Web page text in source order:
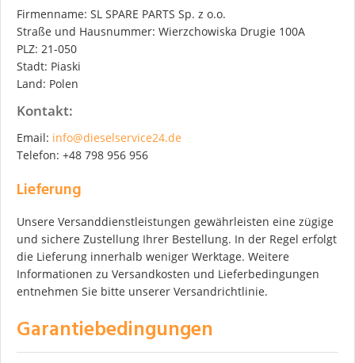
Firmenname: SL SPARE PARTS Sp. z o.o.
Straße und Hausnummer: Wierzchowiska Drugie 100A
PLZ: 21-050
Stadt: Piaski
Land: Polen
Kontakt:
Email: info@dieselservice24.de
Telefon: +48 798 956 956
Lieferung
Unsere Versanddienstleistungen gewährleisten eine zügige
und sichere Zustellung Ihrer Bestellung. In der Regel erfolgt
die Lieferung innerhalb weniger Werktage. Weitere
Informationen zu Versandkosten und Lieferbedingungen
entnehmen Sie bitte unserer Versandrichtlinie.
Garantiebedingungen